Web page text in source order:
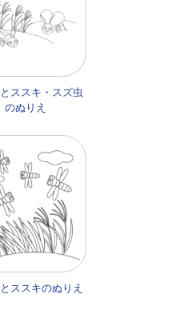
ススキ・スズ虫
のぬりえ
ススキのぬりえ